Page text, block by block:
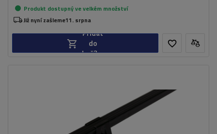
Produkt dostupný ve velkém množství
Již nyní zašleme11. srpna
Přidat
do
košíku